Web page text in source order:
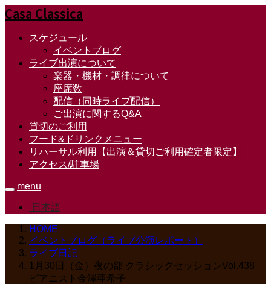
Casa Classica
スケジュール
イベントブログ
ライブ出演について
楽器・機材・調律について
座席数
配信（同時ライブ配信）
ご出演に関するQ&A
貸切のご利用
フード&ドリンクメニュー
リハーサル利用【出演＆貸切ご利用確定者限定】
アクセス/駐車場
menu
日本語
HOME
イベントブログ（ライブ公演レポート）
ライブ日記
1月30日（金）夜の部 クラシックセッションVol.438
ピアニスト金澤亜希子